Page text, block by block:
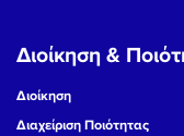
Διοίκηση &
Διοίκηση
Διαχείριση Ποιότητας